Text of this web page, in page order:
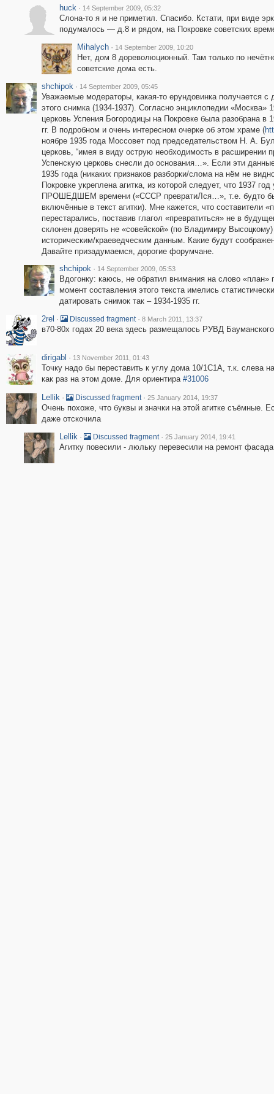
huck · 14 September 2009, 05:32
Слона-то я и не приметил. Спасибо. Кстати, при виде
подумалось — д.8 и рядом, на Покровке советских
Mihalych · 14 September 2009, 10:20
Нет, дом 8 дореволюционный. Там только по
советские дома есть.
shchipok · 14 September 2009, 05:45
Уважаемые модераторы, какая-то ерундовинка получается с
этого снимка (1934-1937). Согласно энциклопедии «Москва»
церковь Успения Богородицы на Покровке была разобрана в
гг. В подробном и очень интересном очерке об этом храме (
ноябре 1935 года Моссовет под председательством Н. А.
церковь, “имея в виду острую необходимость в расширении
Успенскую церковь снесли до основания…». Если эти
1935 года (никаких признаков разборки/слома на нём не
Покровке укреплена агитка, из которой следует, что 1937
ПРОШЕДШЕМ времени («СССР превратиЛся…», т.е. будто бы
включённые в текст агитки). Мне кажется, что составители
перестарались, поставив глагол «превратиться» не в
склонен доверять не «совейской» (по Владимиру
историческим/краеведческим данным. Какие будут
Давайте призадумаемся, дорогие форумчане.
shchipok · 14 September 2009, 05:53
Вдогонку: каюсь, не обратил внимания на слово
момент составления этого текста имелись
датировать снимок так – 1934-1935 гг.
2rel · Discussed fragment · 8 March 2011, 13:37
в70-80х годах 20 века здесь размещалось РУВД
dirigabl · 13 November 2011, 01:43
Точку надо бы переставить к углу дома 10/1С1А, т.к. слева
как раз на этом доме. Для ориентира #31006
Lellik · Discussed fragment · 25 January 2014, 19:37
Очень похоже, что буквы и значки на этой агитке съёмные.
даже отскочила
Lellik · Discussed fragment · 25 January 2014, 19:41
Агитку повесили - люльку перевесили на ремонт фасада